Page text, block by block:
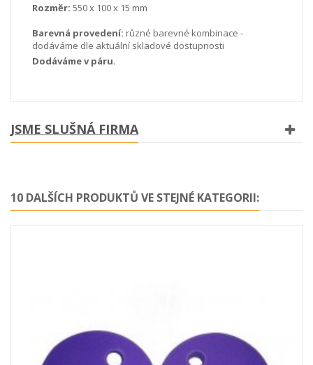
Rozměr: 550 x 100 x 15 mm
Barevná provedení: různé barevné kombinace -
dodáváme dle aktuální skladové dostupnosti
Dodáváme v páru.
JSME SLUŠNÁ FIRMA
10 DALŠÍCH PRODUKTŮ VE STEJNÉ KATEGORII: